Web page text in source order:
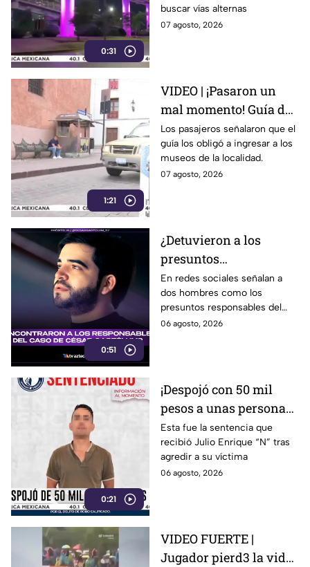
0:31
Pablo II en León
buscar vías alternas
07 agosto, 2026
1:21
VIDEO | ¡Pasaron un
mal momento! Guía de
turistas causa
indignación en
Guanajuato Capital
Los pasajeros señalaron que el
guía los obligó a ingresar a los
museos de la localidad.
07 agosto, 2026
0:51
¿Detuvieron a los
presuntos
responsables del caso
de César Gastélum?
Esto sabemos
En redes sociales señalan a
dos hombres como los
presuntos responsables del
hecho.
06 agosto, 2026
0:21
¡Despojó con 50 mil
pesos a unas personas
en Irapuato! Así fue
detenido el presunto
responsable
Esta fue la sentencia que
recibió Julio Enrique “N” tras
agredir a su víctima
06 agosto, 2026
VIDEO FUERTE |
Jugador pierd3 la vid4